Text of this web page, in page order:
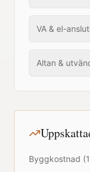
VA & el-
Altan &
Byggkostnad (